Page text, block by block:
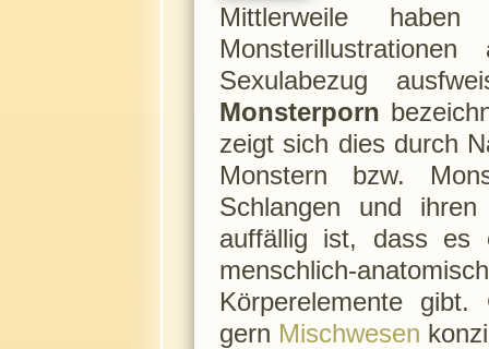
Mittlerweile
Sexulabezug
Monsterporn
zeigt sich dies durch
Monstern bzw.
Schlangen und ihren
auffällig ist, dass es
menschlich-
Körperelemente gibt.
gern Mischwesen